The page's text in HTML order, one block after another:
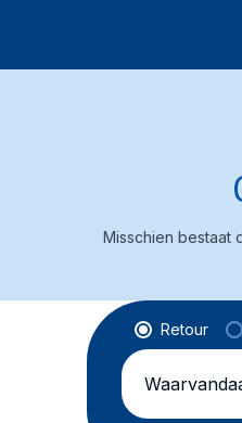
Misschien bestaat
Vluchttype
Retour